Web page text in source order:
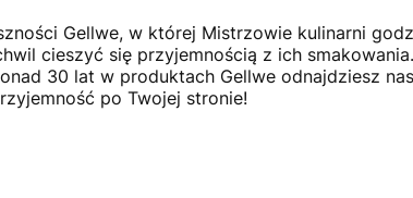
Gellwe, w której Mistrzowie kulinarni
cieszyć się przyjemnością z ich
30 lat w produktach Gellwe odnajdziesz
po Twojej stronie!